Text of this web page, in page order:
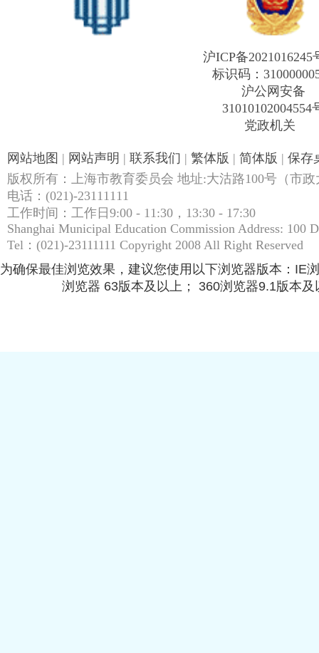
沪ICP备2021016245
标识码：
沪公网安备
31010102004554
党政机关
网站地图 | 网站声明 | 联系我们 | 繁体版 | 简体版 | 保存
版权所有：上海市教育委员会 地址:大沽路100号（市
电话：(021)-23111111
工作时间：工作日9:00 - 11:30，13:30 - 17:30
Shanghai Municipal Education Commission Address: 100
Tel：(021)-23111111 Copyright 2008 All Right Reserved
为确保最佳浏览效果，建议您使用以下浏览器版本：IE
浏览器 63版本及以上； 360浏览器9.1版本